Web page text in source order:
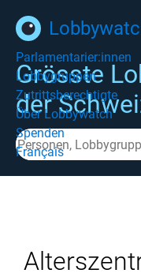
Parlamentarier:innen
Lobbygruppen
Zutrittsberechtigte
Über Lobbywatch
Spenden
Français
Grösste
der